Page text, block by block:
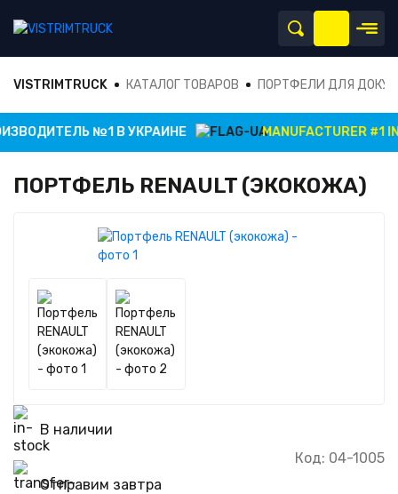
VISTRIMTRUCK КАТАЛОГ ТОВАРОВ ПОРТФЕЛИ ДЛЯ
№1 В УКРАИНЕ MANUFACTURER #1 IN
ПОРТФЕЛЬ RENAULT (ЭКОКОЖА)
В наличии
Отправим завтра
Код: 04-1005